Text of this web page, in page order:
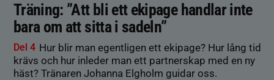
Träning: ”Att bli ett ekipage handlar inte
bara om att sitta i sadeln”
Del 4 Hur blir man egentligen ett ekipage? Hur lång tid
krävs och hur inleder man ett partnerskap med en ny
häst? Tränaren Johanna Elgholm guidar oss.